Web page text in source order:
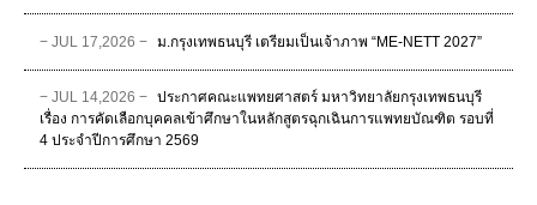
− JUL 17,2026 − ม.กรุงเทพธนบุรี เตรียมเป็นเจ้าภาพ “ME-NETT 2027”
− JUL 14,2026 − ประกาศคณะแพทยศาสตร์ มหาวิทยาลัยกรุงเทพธนบุรี
เรื่อง การคัดเลือกบุคคลเข้าศึกษาในหลักสูตรฉุกเฉินการแพทยบัณฑิต รอบที่
4 ประจําปีการศึกษา 2569